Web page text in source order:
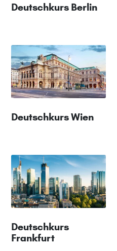
Deutschkurs Berlin
Deutschkurs Wien
Deutschkurs
Frankfurt